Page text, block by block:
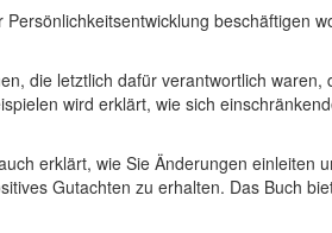
beschäftigen
die letztlich dafür verantwortlich waren,
wird erklärt, wie sich
erklärt, wie Sie Änderungen einleiten
Gutachten zu erhalten. Das Buch